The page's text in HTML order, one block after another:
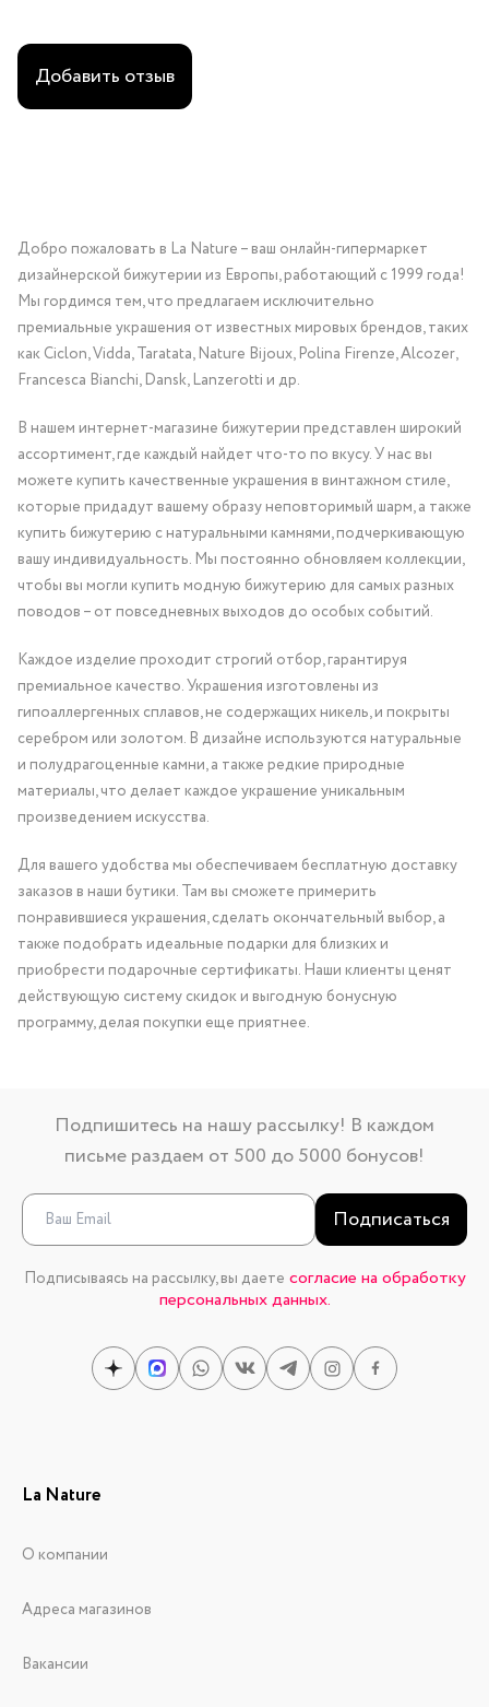
Добавить отзыв
Добро пожаловать в La Nature – ваш онлайн-гипермаркет
дизайнерской бижутерии из Европы, работающий с 1999 года!
Мы гордимся тем, что предлагаем исключительно
премиальные украшения от известных мировых брендов, таких
как Ciclon, Vidda, Taratata, Nature Bijoux, Polina Firenze, Alcozer,
Francesca Bianchi, Dansk, Lanzerotti и др.
В нашем интернет-магазине бижутерии представлен широкий
ассортимент, где каждый найдет что-то по вкусу. У нас вы
можете купить качественные украшения в винтажном стиле,
которые придадут вашему образу неповторимый шарм, а также
купить бижутерию с натуральными камнями, подчеркивающую
вашу индивидуальность. Мы постоянно обновляем коллекции,
чтобы вы могли купить модную бижутерию для самых разных
поводов – от повседневных выходов до особых событий.
Каждое изделие проходит строгий отбор, гарантируя
премиальное качество. Украшения изготовлены из
гипоаллергенных сплавов, не содержащих никель, и покрыты
серебром или золотом. В дизайне используются натуральные
и полудрагоценные камни, а также редкие природные
материалы, что делает каждое украшение уникальным
произведением искусства.
Для вашего удобства мы обеспечиваем бесплатную доставку
заказов в наши бутики. Там вы сможете примерить
понравившиеся украшения, сделать окончательный выбор, а
также подобрать идеальные подарки для близких и
приобрести подарочные сертификаты. Наши клиенты ценят
действующую систему скидок и выгодную бонусную
программу, делая покупки еще приятнее.
Подпишитесь на нашу рассылку! В каждом
письме раздаем от 500 до 5000 бонусов!
Подписаться
Подписываясь на рассылку, вы даете согласие на обработку
персональных данных.
La Nature
О компании
Адреса магазинов
Вакансии